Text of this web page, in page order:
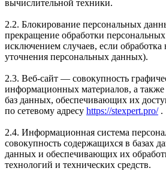
вычислительной техники.
2.2. Блокирование персональных
прекращение обработки
исключением случаев, если обработка
уточнения персональных данных).
2.3. Веб-сайт — совокупность
информационных материалов, а
баз данных, обеспечивающих их
по сетевому адресу https://stexpert.pro/.
2.4. Информационная система
совокупность содержащихся в базах
данных и обеспечивающих их
технологий и технических средств.